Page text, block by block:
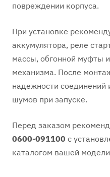
повреждении корпуса.
При установке
аккумулятора, реле
массы, обгонной муфты
механизма. После
надежности соединений
шумов при запуске.
Перед заказом
0600-091100 с
каталогом вашей модели